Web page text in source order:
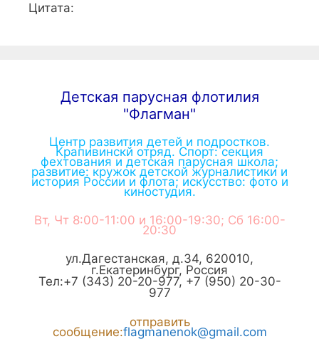
Цитата:
Детская парусная флотилия
"Флагман"
Центр развития детей и подростков.
Крапивинскй отряд. Спорт: секция
фехтования и детская парусная школа;
развитие: кружок детской журналистики и
история России и флота; искусство: фото и
киностудия.
Вт, Чт 8:00-11:00 и 16:00-19:30; Сб 16:00-
20:30
ул.Дагестанская, д.34, 620010,
г.Екатеринбург, Россия
Тел:+7 (343) 20-20-977, +7 (950) 20-30-
977
отправить
сообщение:flagmanenok@gmail.com